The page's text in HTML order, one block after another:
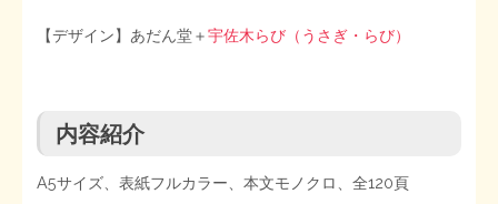
【デザイン】あだん堂＋宇佐木らび（うさぎ・らび）
内容紹介
A5サイズ、表紙フルカラー、本文モノクロ、全120頁